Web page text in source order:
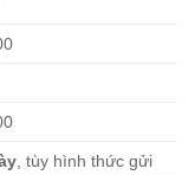
, tùy hình thức gửi